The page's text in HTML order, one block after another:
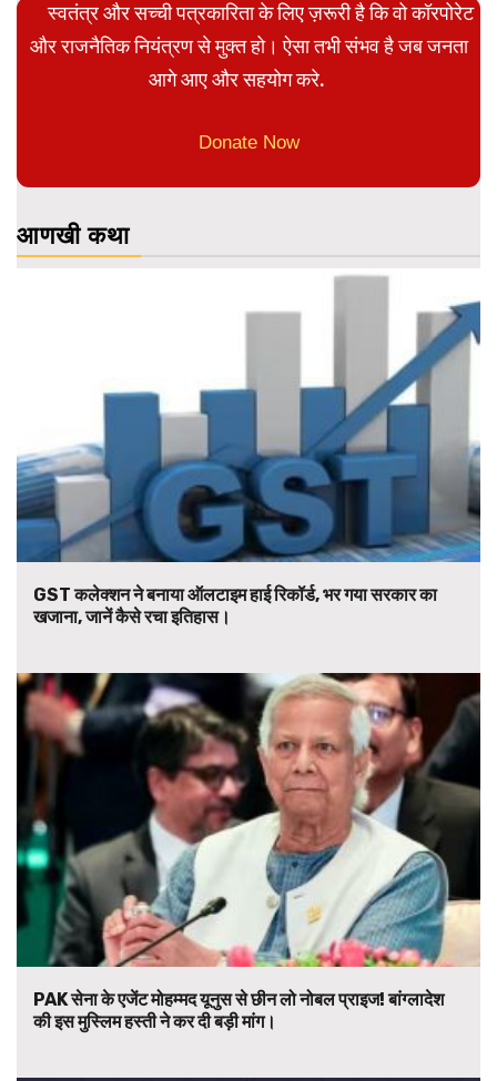
स्वतंत्र और सच्ची पत्रकारिता के लिए ज़रूरी है कि वो कॉरपोरेट
और राजनैतिक नियंत्रण से मुक्त हो। ऐसा तभी संभव है जब जनता
आगे आए और सहयोग करे.
Donate Now
आणखी कथा
GST कलेक्शन ने बनाया ऑलटाइम हाई रिकॉर्ड, भर गया सरकार का
खजाना, जानें कैसे रचा इतिहास।
PAK सेना के एजेंट मोहम्मद यूनुस से छीन लो नोबल प्राइज! बांग्लादेश
की इस मुस्लिम हस्ती ने कर दी बड़ी मांग।